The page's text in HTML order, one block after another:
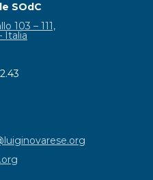
SOdC
103 – 111,
Italia